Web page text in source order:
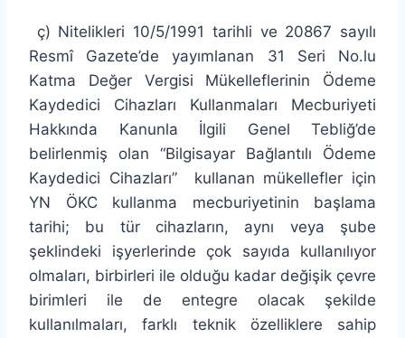
ç) Nitelikleri 10/5/1991 tarihli ve 20867 sayılı
Resmî Gazete’de yayımlanan 31 Seri No.lu
Katma Değer Vergisi Mükelleflerinin Ödeme
Kaydedici Cihazları Kullanmaları Mecburiyeti
Hakkında Kanunla İlgili Genel Tebliğ’de
belirlenmiş olan “Bilgisayar Bağlantılı Ödeme
Kaydedici Cihazları” kullanan mükellefler için
YN ÖKC kullanma mecburiyetinin başlama
tarihi; bu tür cihazların, aynı veya şube
şeklindeki işyerlerinde çok sayıda kullanılıyor
olmaları, birbirleri ile olduğu kadar değişik çevre
birimleri ile de entegre olacak şekilde
kullanılmaları, farklı teknik özelliklere sahip